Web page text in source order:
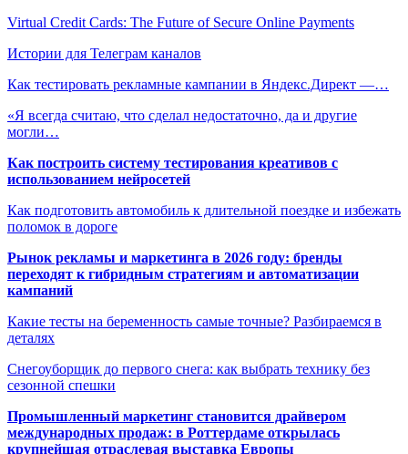
Virtual Credit Cards: The Future of Secure Online Payments
Истории для Телеграм каналов
Как тестировать рекламные кампании в Яндекс.Директ —…
«Я всегда считаю, что сделал недостаточно, да и другие
могли…
Как построить систему тестирования креативов с
использованием нейросетей
Как подготовить автомобиль к длительной поездке и избежать
поломок в дороге
Рынок рекламы и маркетинга в 2026 году: бренды
переходят к гибридным стратегиям и автоматизации
кампаний
Какие тесты на беременность самые точные? Разбираемся в
деталях
Снегоуборщик до первого снега: как выбрать технику без
сезонной спешки
Промышленный маркетинг становится драйвером
международных продаж: в Роттердаме открылась
крупнейшая отраслевая выставка Европы